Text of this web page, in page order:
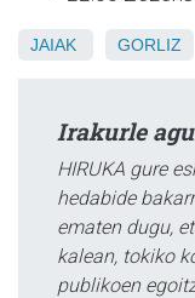
JAIAK GORLIZ
Irakurle
HIRUKA gure
hedabide
ematen dugu,
kalean, tokiko
publikoen